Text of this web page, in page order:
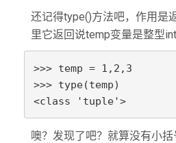
还记得type()方法吧，作用是
里它返回说temp变量是整型int
>>> temp = 1,2,3
>>> type(temp)
<class 'tuple'>
噢？发现了吧？就算没有小